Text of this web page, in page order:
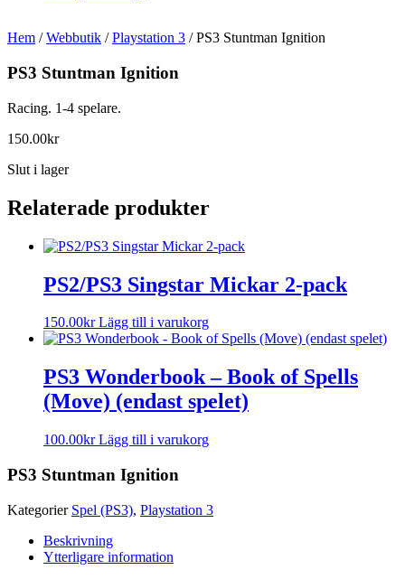
Hem /Webbutik /Playstation 3 / PS3 Stuntman Ignition
PS3 Stuntman Ignition
Racing. 1-4 spelare.
150.00kr
Slut i lager
Relaterade produkter
PS2/PS3 Singstar Mickar 2-pack
150.00kr Lägg till i varukorg
PS3 Wonderbook – Book of Spells
(Move) (endast spelet)
100.00kr Lägg till i varukorg
PS3 Stuntman Ignition
Kategorier Spel (PS3), Playstation 3
Beskrivning
Ytterligare information